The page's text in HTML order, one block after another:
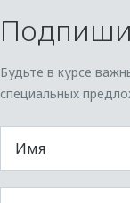
Будьте в курсе
специальных